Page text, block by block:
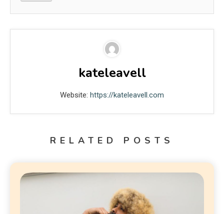
kateleavell
Website: https://kateleavell.com
RELATED POSTS